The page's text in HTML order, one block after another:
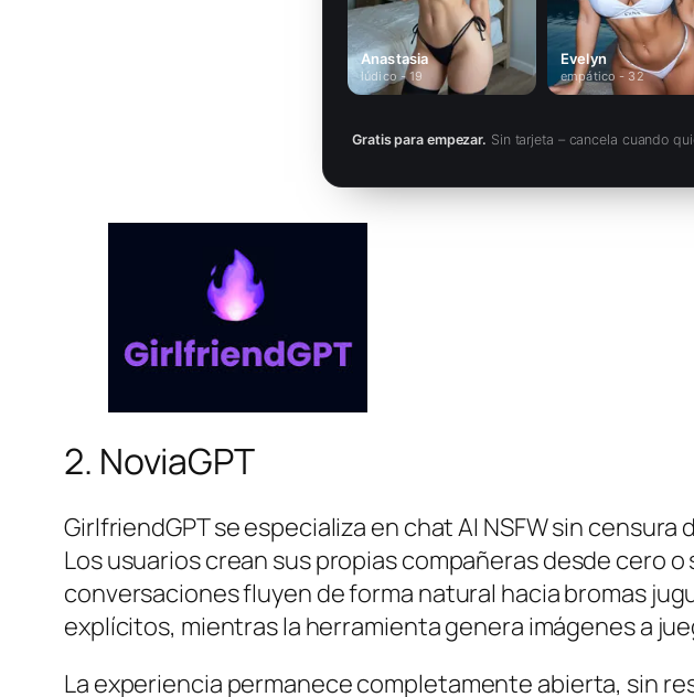
Anastasia
lúdico - 19
Evelyn
empático - 32
Gratis para empezar. Sin tarjeta – cancela cuando
2. NoviaGPT
GirlfriendGPT se especializa en chat AI NSFW sin
Los usuarios crean sus propias compañeras desde cero
conversaciones fluyen de forma natural hacia bromas
explícitos, mientras la herramienta genera imágenes a
La experiencia permanece completamente abierta, sin